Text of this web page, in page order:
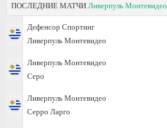
ПОСЛЕДНИЕ МАТЧИ Ливерпуль Монтевидео
Дефенсор Спортинг
Ливерпуль Монтевидео
Ливерпуль Монтевидео
Серо
Ливерпуль Монтевидео
Серро Ларго